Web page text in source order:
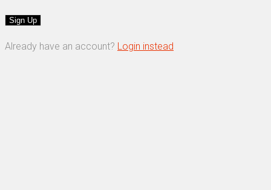
Already have an account? Login instead